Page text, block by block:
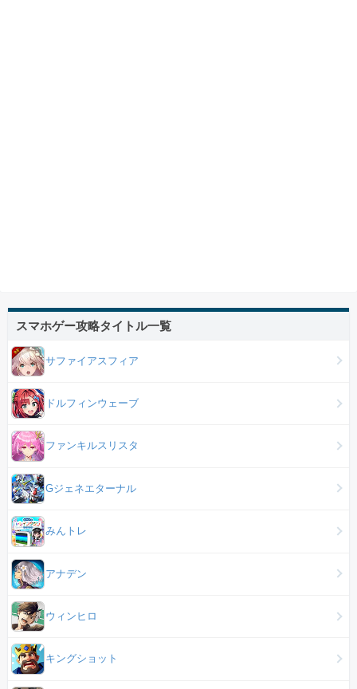
スマホゲー攻略タイトル一覧
サファイアスフィア
ドルフィンウェーブ
ファンキルスリスタ
Gジェネエターナル
みんトレ
アナデン
ウィンヒロ
キングショット